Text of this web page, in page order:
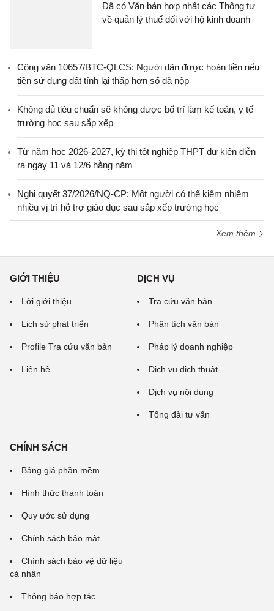
Đã có Văn bản hợp nhất các Thông tư
về quản lý thuế đối với hộ kinh doanh
Công văn 10657/BTC-QLCS: Người dân được hoàn tiền nếu
tiền sử dụng đất tính lại thấp hơn số đã nộp
Không đủ tiêu chuẩn sẽ không được bố trí làm kế toán, y tế
trường học sau sắp xếp
Từ năm học 2026-2027, kỳ thi tốt nghiệp THPT dự kiến diễn
ra ngày 11 và 12/6 hằng năm
Nghị quyết 37/2026/NQ-CP: Một người có thể kiêm nhiệm
nhiều vị trí hỗ trợ giáo dục sau sắp xếp trường học
Xem thêm
GIỚI THIỆU
Lời giới thiệu
Lịch sử phát triển
Profile Tra cứu văn bản
Liên hệ
DỊCH VỤ
Tra cứu văn bản
Phân tích văn bản
Pháp lý doanh nghiệp
Dịch vụ dịch thuật
Dịch vụ nội dung
Tổng đài tư vấn
CHÍNH SÁCH
Bảng giá phần mềm
Hình thức thanh toán
Quy ước sử dụng
Chính sách bảo mật
Chính sách bảo vệ dữ liệu
cá nhân
Thông báo hợp tác